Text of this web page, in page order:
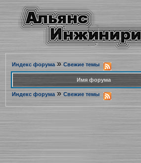
Индекс форума» Свежие темы
Имя форума
Индекс форума » Свежие темы